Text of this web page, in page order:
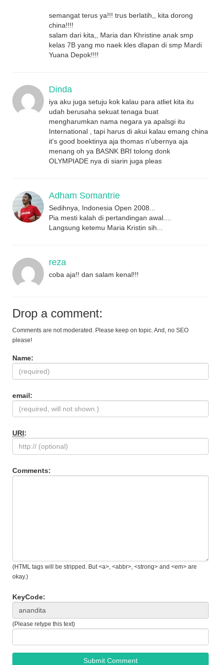
semangat terus ya!!! trus berlatih,, kita dorong
china!!!!
salam dari kita,, Maria dan Khristine anak smp
kelas 7B yang mo naek kles dlapan di smp Mardi
Yuana Depok!!!!
Dinda
iya aku juga setuju kok kalau para atliet kita itu
udah berusaha sekuat tenaga buat
mengharumkan nama negara ya apalsgi itu
International , tapi harus di akui kalau emang china
it's good boektinya aja thomas n'ubernya aja
menang oh ya BASNK BRI tolong donk
OLYMPIADE nya di siarin juga pleas
Adham Somantrie
Sedihnya, Indonesia Open 2008...
Pia mesti kalah di pertandingan awal....
Langsung ketemu Maria Kristin sih...
reza
coba aja!! dan salam kenal!!!
Drop a comment:
Comments are not moderated. Please keep on topic. And, no SEO
please!
Name:
email:
URI:
Comments:
(HTML tags will be stripped. But <a>, <abbr>, <strong> and <em> are
okay.)
KeyCode:
(Please retype this text)